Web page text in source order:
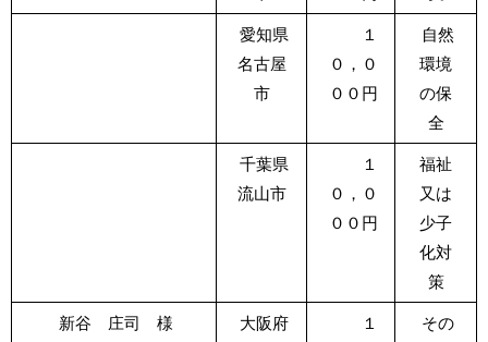
愛知県
名古屋
市
１
０，０
００円
自然
環境
の保
全
千葉県
流山市
１
０，０
００円
福祉
又は
少子
化対
策
新谷 庄司 様
大阪府
１
その